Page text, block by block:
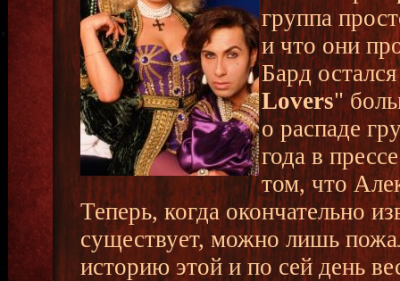
группа
и что они
Бард
Lovers"
о распаде
года в
том, что
Теперь, когда окончательно
существует, можно лишь
историю этой и по сей день